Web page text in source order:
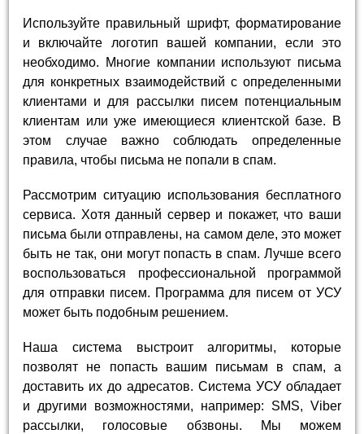
Используйте правильный шрифт, форматирование
и включайте логотип вашей компании, если это
необходимо. Многие компании используют письма
для конкретных взаимодействий с определенными
клиентами и для рассылки писем потенциальным
клиентам или уже имеющиеся клиентской базе. В
этом случае важно соблюдать определенные
правила, чтобы письма не попали в спам.
Рассмотрим ситуацию использования бесплатного
сервиса. Хотя данный сервер и покажет, что ваши
письма были отправлены, на самом деле, это может
быть не так, они могут попасть в спам. Лучше всего
воспользоваться профессиональной программой
для отправки писем. Программа для писем от УСУ
может быть подобным решением.
Наша система выстроит алгоритмы, которые
позволят не попасть вашим письмам в спам, а
доставить их до адресатов. Система УСУ обладает
и другими возможностями, например: SMS, Viber
рассылки, голосовые обзвоны. Мы можем